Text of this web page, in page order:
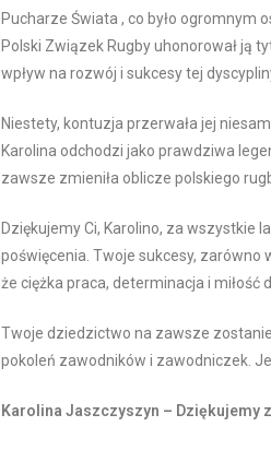
Pucharze Świata , co było ogromnym
Polski Związek Rugby uhonorował ją
wpływ na rozwój i sukcesy tej
Niestety, kontuzja przerwała jej
Karolina odchodzi jako prawdziwa
zawsze zmieniła oblicze polskiego
Dziękujemy Ci, Karolino, za wszystkie
poświęcenia. Twoje sukcesy, zarówno
że ciężka praca, determinacja i miłość
Twoje dziedzictwo na zawsze
pokoleń zawodników i zawodniczek.
Karolina Jaszczyszyn – Dziękujemy